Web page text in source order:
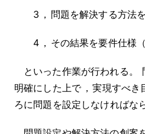
3 ， 問題を解決する方法
4 ， その結果を要件仕様
といった作業が行われる 。
明確にした上で ， 実現すべき
ろに問題を設定しなければな